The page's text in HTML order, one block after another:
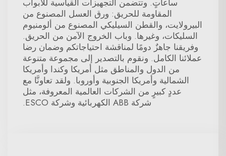
ساعاتٍ. وتتضمن التجهيزات القياسية للأبواب
المقاومة للحريق: ورق العسل المصنوع من
البيرولايت، والقطن السيليكي المصنوع من ألومنيوم
السليكات، وغيرها. وباب الخروج الآمن من الحريق.
وفريقنا جاهزٌ دومًا لمناقشة احتياجاتكم وضمان رضا
عملائنا الكامل. ونقوم بالتصدير إلى مجموعة متنوعة
من الدول والمناطق مثل أمريكا وكندا وأمريكا
الشمالية وأمريكا الجنوبية وأوروبا. ولقد تعاونَّا مع
عددٍ كبيرٍ من الشركات العالمية المعروفة، مثل
شركة ABB الكهربائية وشركة ESCO.